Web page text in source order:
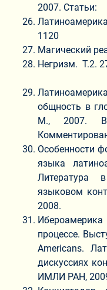
2007. Статьи:
1120
Магический
Негризм. Т.2.
общность в
М., 2007.
Особенности
языка
Литература
языковом
2008.
процессе.
Americans.
дискуссиях
ИМЛИ РАН,